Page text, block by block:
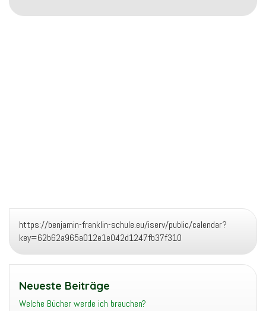
https://benjamin-franklin-schule.eu/iserv/public/calendar?
key=62b62a965a012e1e042d1247fb37f310
Neueste Beiträge
Welche Bücher werde ich brauchen?